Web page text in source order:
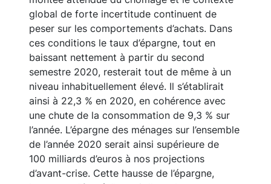
Depuis la fin du confinement, la levée des
restrictions est progressive et la
consommation des ménages reste en partie
entravée. Il est également probable que la
montée attendue du chômage et le contexte
global de forte incertitude continuent de
peser sur les comportements d’achats. Dans
ces conditions le taux d’épargne, tout en
baissant nettement à partir du second
semestre 2020, resterait tout de même à un